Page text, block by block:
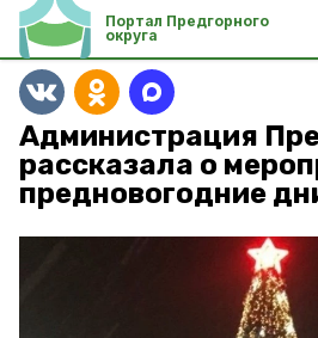
Портал Предгорного
округа
Администрация
рассказала о
предновогодние